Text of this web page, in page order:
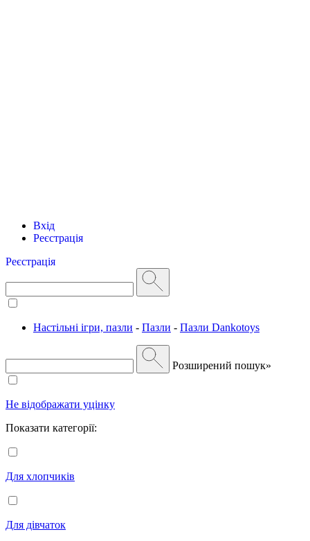
Вхід
Реєстрація
Реєстрація
Настільні ігри, пазли - Пазли - Пазли Dankotoys
Розширений пошук»
Не відображати уцінку
Показати категорії:
Для хлопчиків
Для дівчаток